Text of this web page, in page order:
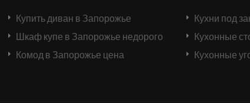
Купить диван в Запорожье
Шкаф купе в Запорожье недорого
Комод в Запорожье цена
Кухни под
Кухонные
Кухонные